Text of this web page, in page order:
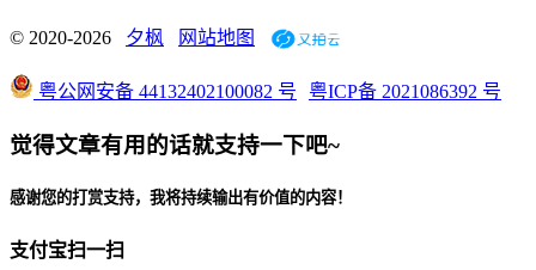
© 2020-2026 夕枫 网站地图
粤公网安备 44132402100082 号 粤ICP备 2021086392 号
觉得文章有用的话就支持一下吧~
感谢您的打赏支持，我将持续输出有价值的内容！
支付宝扫一扫